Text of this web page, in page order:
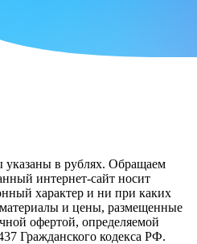
указаны в рублях. Обращаем
интернет-сайт носит
характер и ни при каких
и цены, размещенные
офертой, определяемой
Гражданского кодекса РФ.